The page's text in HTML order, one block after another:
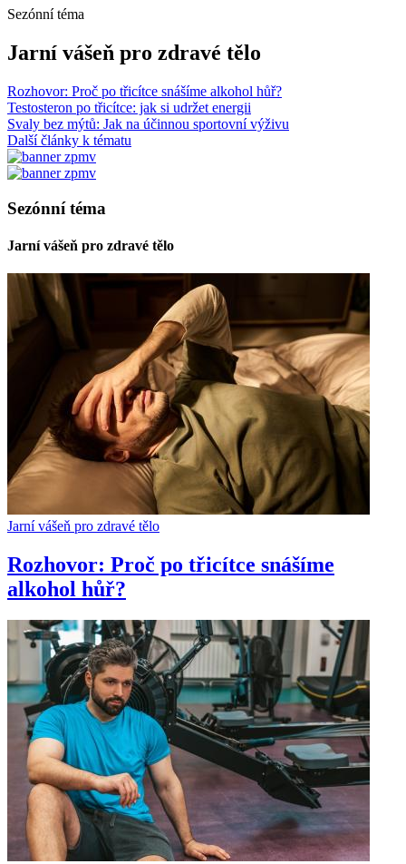
Sezónní téma
Jarní vášeň pro zdravé tělo
Rozhovor: Proč po třicítce snášíme alkohol hůř?
Testosteron po třicítce: jak si udržet energii
Svaly bez mýtů: Jak na účinnou sportovní výživu
Další články k tématu
Sezónní téma
Jarní vášeň pro zdravé tělo
Jarní vášeň pro zdravé tělo
Rozhovor: Proč po třicítce snášíme
alkohol hůř?